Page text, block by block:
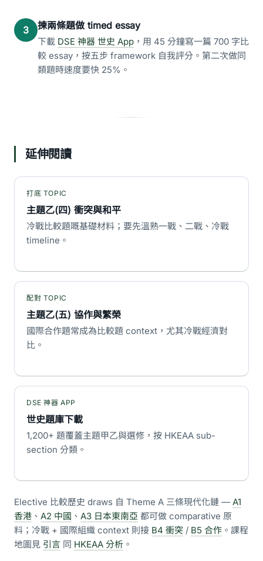
3 揀兩條題做 timed essay
下載 DSE 神器 世史 App ，用 45 分鐘寫一篇 700 字比
較 essay，按五步 framework 自我評分。第二次做同
類題時速度要快 25%。
延伸閱讀
打底 TOPIC
主題乙(四) 衝突與和平
冷戰比較題嘅基礎材料；要先溫熟一戰、二戰、冷戰
timeline。
配對 TOPIC
主題乙(五) 協作與繁榮
國際合作題常成為比較題 context，尤其冷戰經濟對
比。
DSE 神器 APP
世史題庫下載
1,200+ 題覆蓋主題甲乙與選修，按 HKEAA sub-
section 分類。
Elective 比較歷史 draws 自 Theme A 三條現代化鏈 — A1
香港 、 A2 中國 、 A3 日本東南亞 都可做 comparative 原
料；冷戰 + 國際組織 context 則接 B4 衝突 / B5 合作 。課程
地圖見 引言 同 HKEAA 分析 。